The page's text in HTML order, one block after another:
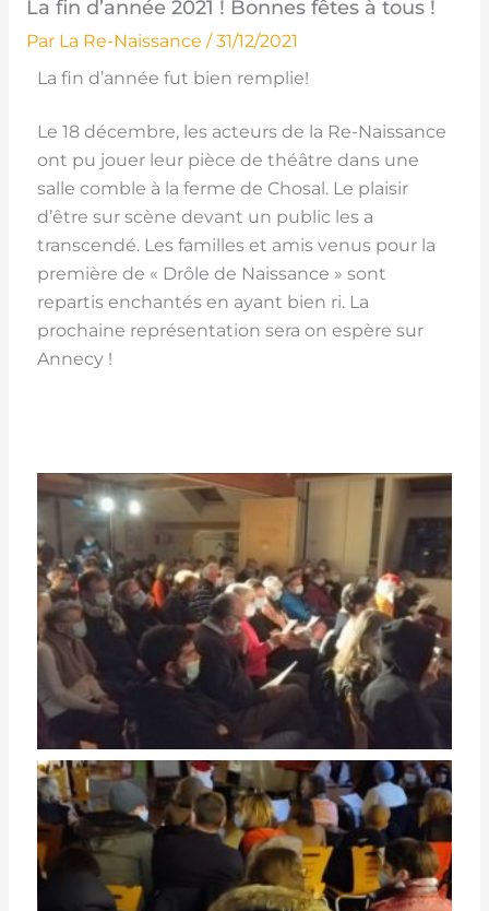
La fin d’année 2021 ! Bonnes fêtes à tous !
Par La Re-Naissance /31/12/2021
La fin d’année fut bien remplie!
Le 18 décembre, les acteurs de la Re-Naissance
ont pu jouer leur pièce de théâtre dans une
salle comble à la ferme de Chosal. Le plaisir
d’être sur scène devant un public les a
transcendé. Les familles et amis venus pour la
première de « Drôle de Naissance » sont
repartis enchantés en ayant bien ri. La
prochaine représentation sera on espère sur
Annecy !